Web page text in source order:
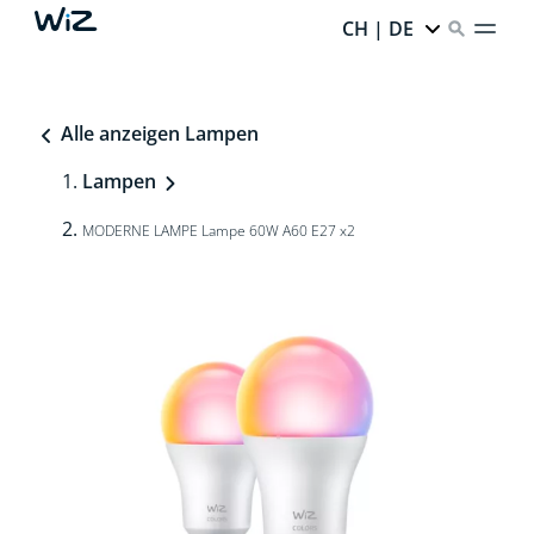
CH | DE
Alle anzeigen Lampen
Lampen
MODERNE LAMPE Lampe 60W A60 E27 x2